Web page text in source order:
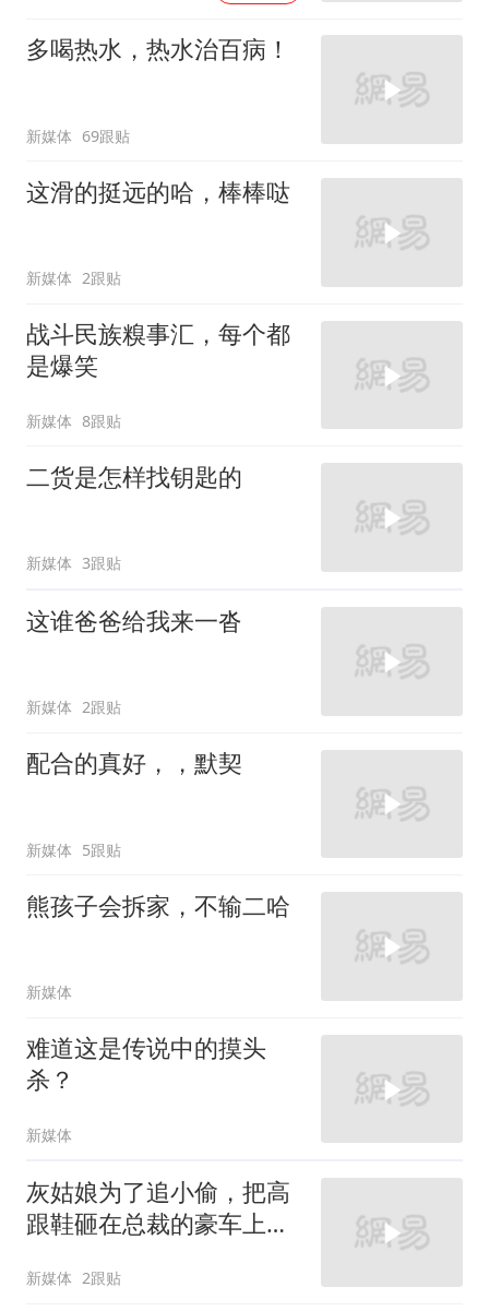
多喝热水，热水治百病！
新媒体 69跟贴
这滑的挺远的哈，棒棒哒
新媒体 2跟贴
战斗民族糗事汇，每个都
是爆笑
新媒体 8跟贴
二货是怎样找钥匙的
新媒体 3跟贴
这谁爸爸给我来一沓
新媒体 2跟贴
配合的真好，，默契
新媒体 5跟贴
熊孩子会拆家，不输二哈
新媒体
难道这是传说中的摸头
杀？
新媒体
灰姑娘为了追小偷，把高
跟鞋砸在总裁的豪车上，
新媒体 2跟贴